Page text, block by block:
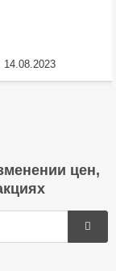
14.08.2023
цен,